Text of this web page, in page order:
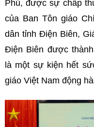
Phủ, được sự chấp
của Ban Tôn giáo
dân tỉnh Điện Biên,
Điện Biên được
là một sự kiện hết
giáo Việt Nam động